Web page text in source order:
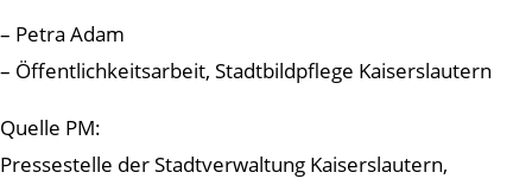
– Petra Adam
– Öffentlichkeitsarbeit, Stadtbildpflege Kaiserslautern
Quelle PM:
Pressestelle der Stadtverwaltung Kaiserslautern,